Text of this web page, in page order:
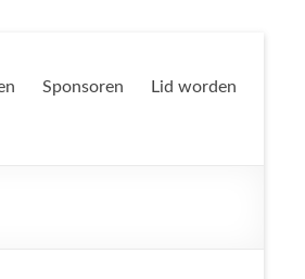
Sponsoren Lid worden